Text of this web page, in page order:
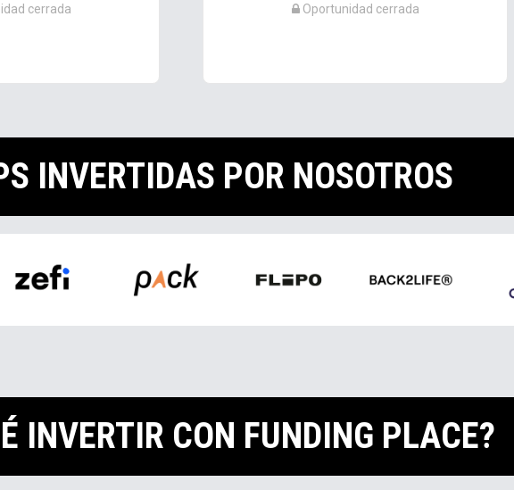
cerrada Oportunidad cerrada
INVERTIDAS POR NOSOTROS
INVERTIR CON FUNDING PLACE?